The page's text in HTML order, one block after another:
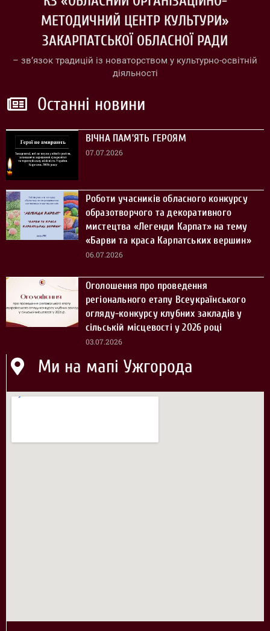
МЕТОДИЧНИЙ ЦЕНТР КУЛЬТУРИ»
ЗАКАРПАТСЬКОЇ ОБЛАСНОЇ РАДИ
– зв’язок традицій із новаторством у культурно-освітній
діяльності
Останні новини
ВІЧНА ПАМ’ЯТЬ ГЕРОЯМ
07.07.2026
Роботи учасників обласного конкурсу
образотворчого та декоративного
мистецтва «Легенди Карпат» на тему
«Барви та краса Карпатських вершин»
06.07.2026
Оголошення про проведення
регіонального етапу Всеукраїнського
огляду-конкурсу клубних закладів у
сільській місцевості у 2026 році
03.07.2026
Ми на мапі Ужгорода